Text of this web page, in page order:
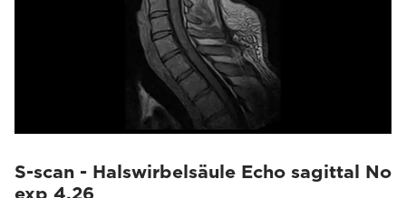
S-scan - Halswirbelsäule Echo sagittal No
exp 4.26